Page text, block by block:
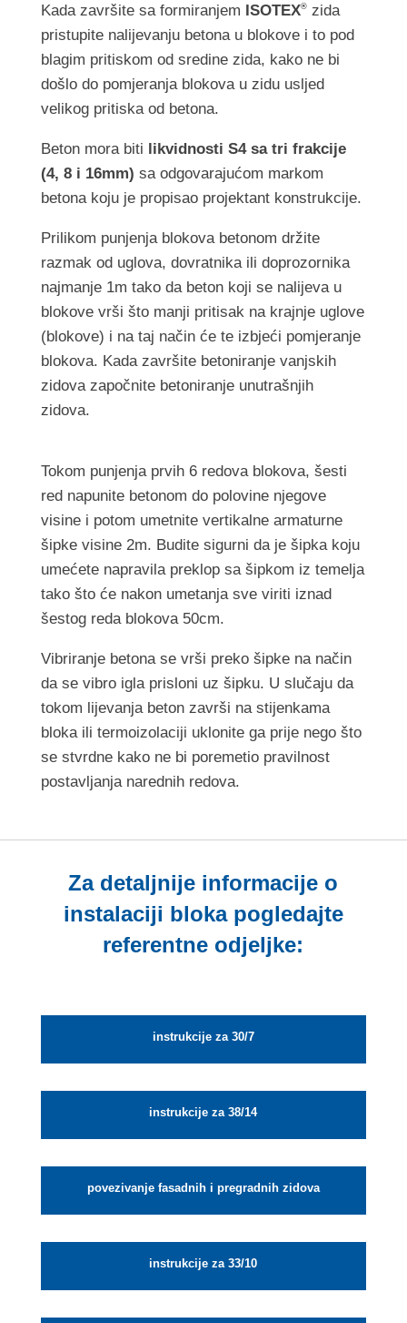
Kada završite sa formiranjem ISOTEX®zida
pristupite nalijevanju betona u blokove i to pod
blagim pritiskom od sredine zida, kako ne bi
došlo do pomjeranja blokova u zidu usljed
velikog pritiska od betona.
Beton mora biti likvidnosti S4 sa tri frakcije
(4, 8 i 16mm) sa odgovarajućom markom
betona koju je propisao projektant konstrukcije.
Prilikom punjenja blokova betonom držite
razmak od uglova, dovratnika ili doprozornika
najmanje 1m tako da beton koji se nalijeva u
blokove vrši što manji pritisak na krajnje uglove
(blokove) i na taj način će te izbjeći pomjeranje
blokova. Kada završite betoniranje vanjskih
zidova započnite betoniranje unutrašnjih
zidova.
Tokom punjenja prvih 6 redova blokova, šesti
red napunite betonom do polovine njegove
visine i potom umetnite vertikalne armaturne
šipke visine 2m. Budite sigurni da je šipka koju
umećete napravila preklop sa šipkom iz temelja
tako što će nakon umetanja sve viriti iznad
šestog reda blokova 50cm.
Vibriranje betona se vrši preko šipke na način
da se vibro igla prisloni uz šipku. U slučaju da
tokom lijevanja beton završi na stijenkama
bloka ili termoizolaciji uklonite ga prije nego što
se stvrdne kako ne bi poremetio pravilnost
postavljanja narednih redova.
Za detaljnije informacije o
instalaciji bloka pogledajte
referentne odjeljke:
instrukcije za 30/7
instrukcije za 38/14
povezivanje fasadnih i pregradnih zidova
instrukcije za 33/10